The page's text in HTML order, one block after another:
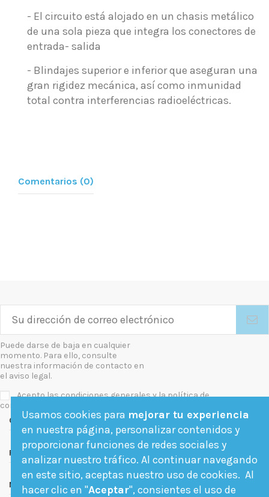
- El circuito está alojado en un chasis metálico
de una sola pieza que integra los conectores de
entrada- salida
- Blindajes superior e inferior que aseguran una
gran rigidez mecánica, así como inmunidad
total contra interferencias radioeléctricas.
Comentarios (0)
Puede darse de baja en cualquier
momento. Para ello, consulte
nuestra información de contacto en
el aviso legal.
Acepto las condiciones generales y la política de
confidencialidad
Contact us
Follow us
Newsletter
Usamos cookies para mejorar tu experiencia
en nuestra página, personalizar contenidos y
proporcionar funciones de redes sociales y
analizar nuestro tráfico. Al continuar navegando
en este sitio, aceptas nuestro uso de cookies. Al
hacer clic en "Aceptar", consientes el uso de